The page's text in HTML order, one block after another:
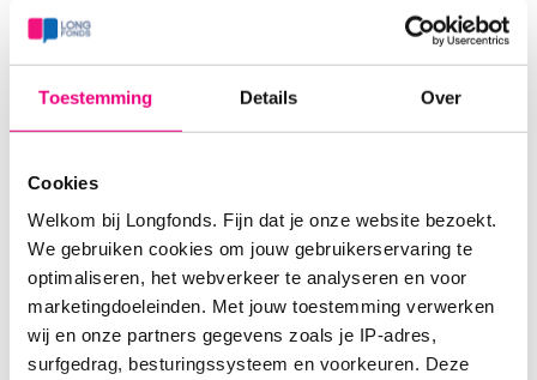
Toestemming Details Over
Cookies
Welkom bij Longfonds. Fijn dat je onze website bezoekt.
We gebruiken cookies om jouw gebruikerservaring te
optimaliseren, het webverkeer te analyseren en voor
marketingdoeleinden. Met jouw toestemming verwerken
wij en onze partners gegevens zoals je IP-adres,
surfgedrag, besturingssysteem en voorkeuren. Deze
Door1 03-04-2020 om 11:13 uur
Astrid36 03-04-2020 om 12:58 uur
Kavels